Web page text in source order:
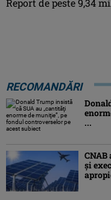
Report de peste 9,34
RECOMANDĂRI
...
şi